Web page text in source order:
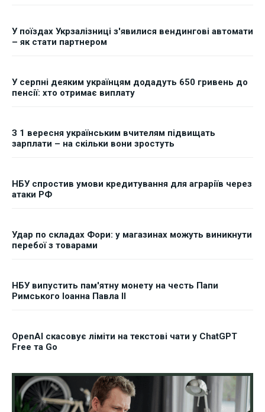
У поїздах Укрзалізниці з'явилися вендингові автомати
– як стати партнером
У серпні деяким українцям додадуть 650 гривень до
пенсії: хто отримає виплату
З 1 вересня українським вчителям підвищать
зарплати – на скільки вони зростуть
НБУ спростив умови кредитування для аграріїв через
атаки РФ
Удар по складах Фори: у магазинах можуть виникнути
перебої з товарами
НБУ випустить пам'ятну монету на честь Папи
Римського Іоанна Павла II
OpenAI скасовує ліміти на текстові чати у ChatGPT
Free та Go